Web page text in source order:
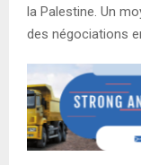
la Palestine. Un
des négociations